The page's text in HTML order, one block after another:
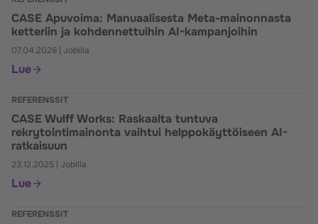
CASE Apuvoima: Manuaalisesta Meta-mainonnasta
ketteriin ja kohdennettuihin AI-kampanjoihin
07.04.2026 Jobilla
Lue
REFERENSSIT
CASE Wulff Works: Raskaalta tuntuva
rekrytointimainonta vaihtui helppokäyttöiseen AI-
ratkaisuun
23.12.2025 Jobilla
Lue
REFERENSSIT